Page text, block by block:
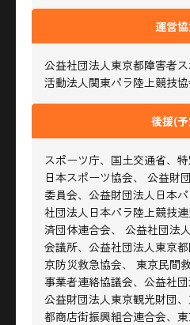
運営協
公益社団法人東京都障害者
活動法人関東パラ陸上競技
後援(
スポーツ庁、国土交通省、
日本スポーツ協会、
公益財
委員会、公益財団法人日本パ
社団法人日本パラ陸上競技
済団体連合会、
公益社団法
会議所、公益社団法人東京
京防災救急協会、
東京民間
事業者連絡協議会、公益社団
公益財団法人東京観光財団
都商店街振興組合連合会、東